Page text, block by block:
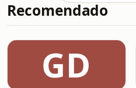
Recomendado
GD